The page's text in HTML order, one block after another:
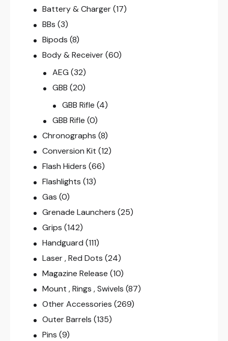
Battery & Charger (17)
BBs (3)
Bipods (8)
Body & Receiver (60)
AEG (32)
GBB (20)
GBB Rifle (4)
GBB Rifle (0)
Chronographs (8)
Conversion Kit (12)
Flash Hiders (66)
Flashlights (13)
Gas (0)
Grenade Launchers (25)
Grips (142)
Handguard (111)
Laser , Red Dots (24)
Magazine Release (10)
Mount , Rings , Swivels (87)
Other Accessories (269)
Outer Barrels (135)
Pins (9)